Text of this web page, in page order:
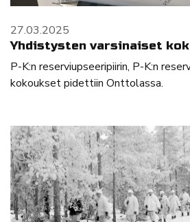
27.03.2025
Yhdistysten varsinaiset
P-K:n reserviupseeripiirin, P-K:n
kokoukset pidettiin Onttolassa.